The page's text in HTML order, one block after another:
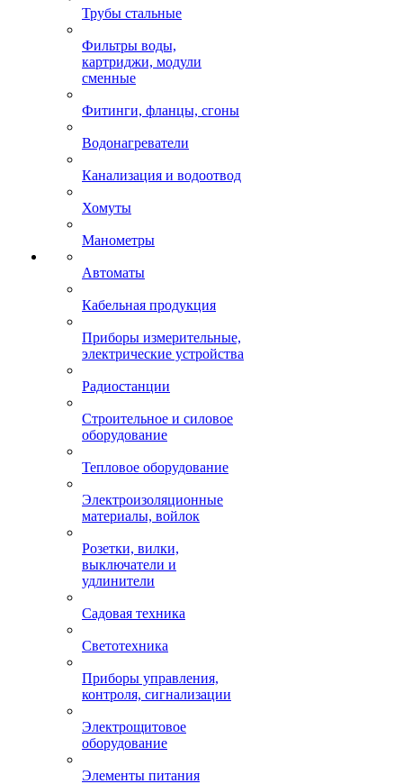
Трубы стальные
Фильтры воды,
картриджи, модули
сменные
Фитинги, фланцы, сгоны
Водонагреватели
Канализация и водоотвод
Хомуты
Манометры
Автоматы
Кабельная продукция
Приборы измерительные,
электрические устройства
Радиостанции
Строительное и силовое
оборудование
Тепловое оборудование
Электроизоляционные
материалы, войлок
Розетки, вилки,
выключатели и
удлинители
Садовая техника
Светотехника
Приборы управления,
контроля, сигнализации
Электрощитовое
оборудование
Элементы питания